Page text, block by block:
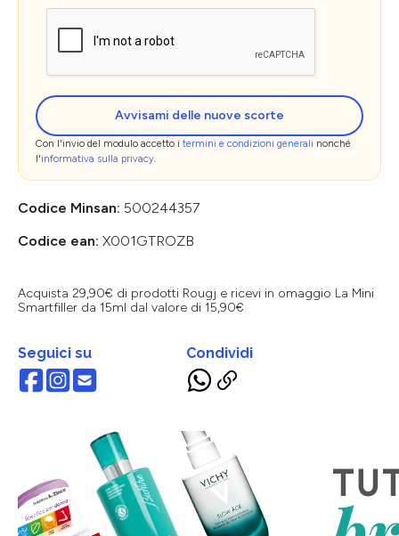
Avvisami delle nuove scorte
Con l'invio del modulo accetto i termini e condizioni generali nonché
l'informativa sulla privacy.
Codice Minsan: 500244357
Codice ean: X001GTROZB
Acquista 29,90€ di prodotti Rougj e ricevi in omaggio La Mini
Smartfiller da 15ml dal valore di 15,90€
Seguici su Condividi